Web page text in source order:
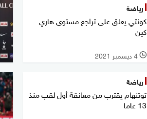
رياضة
كونتي يعلق على تراجع مستوى هاري
كين
l 4 ديسمبر 2021
رياضة
توتنهام يقترب من معانقة أول لقب منذ
13 عاما